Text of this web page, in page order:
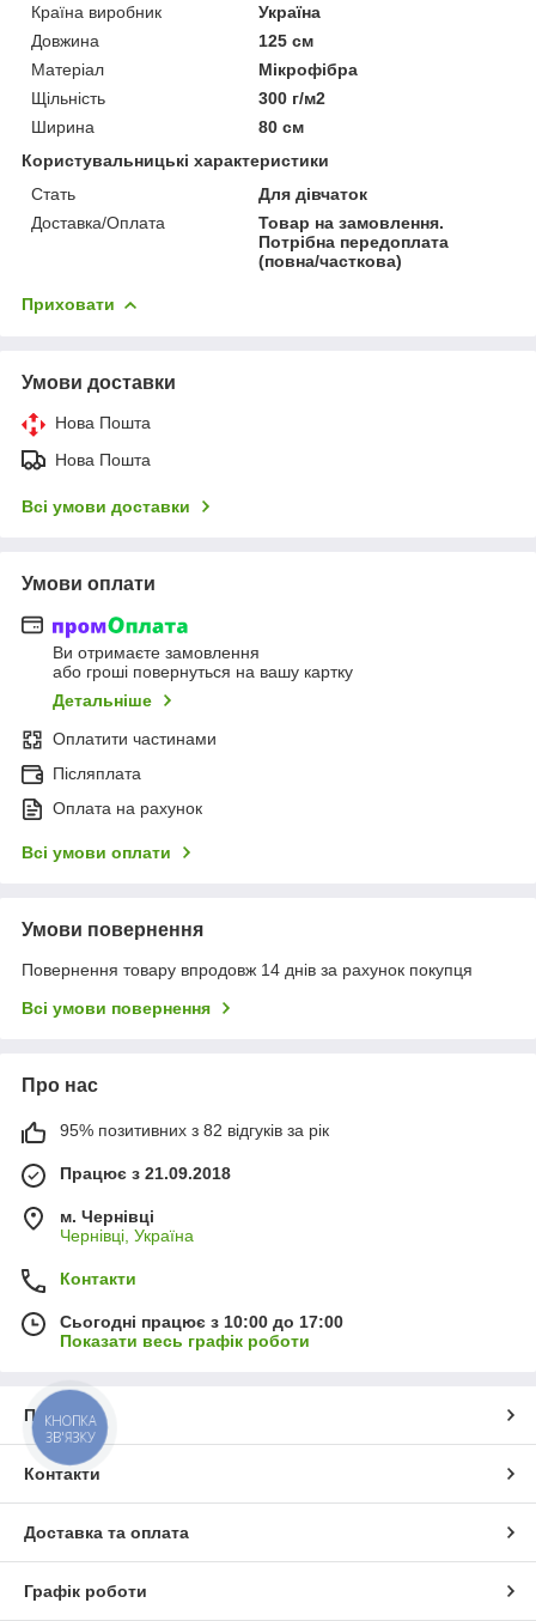
Країна виробник
Україна
Довжина
125 см
Матеріал
Мікрофібра
Щільність
300 г/м2
Ширина
80 см
Користувальницькі характеристики
Стать
Для дівчаток
Доставка/Оплата
Товар на замовлення.
Потрібна передоплата
(повна/часткова)
Приховати
Умови доставки
Нова Пошта
Нова Пошта
Всі умови доставки
Умови оплати
Ви отримаєте замовлення
або гроші повернуться на вашу картку
Детальніше
Оплатити частинами
Післяплата
Оплата на рахунок
Всі умови оплати
Умови повернення
Повернення товару впродовж 14 днів за рахунок покупця
Всі умови повернення
Про нас
95% позитивних з 82 відгуків за рік
Працює з 21.09.2018
м. Чернівці
Чернівці, Україна
Контакти
Сьогодні працює з 10:00 до 17:00
Показати весь графік роботи
Про нас
Контакти
Доставка та оплата
Графік роботи
КНОПКА
ЗВ'ЯЗКУ